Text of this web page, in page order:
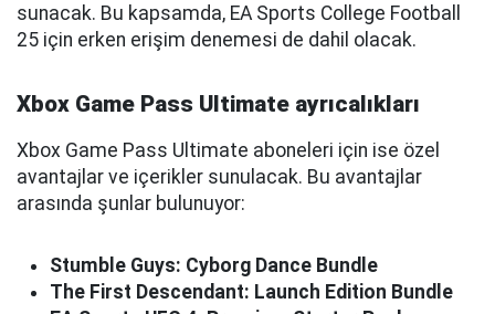
sunacak. Bu kapsamda, EA Sports College Football
25 için erken erişim denemesi de dahil olacak.
Xbox Game Pass Ultimate ayrıcalıkları
Xbox Game Pass Ultimate aboneleri için ise özel
avantajlar ve içerikler sunulacak. Bu avantajlar
arasında şunlar bulunuyor:
Stumble Guys: Cyborg Dance Bundle
The First Descendant: Launch Edition Bundle